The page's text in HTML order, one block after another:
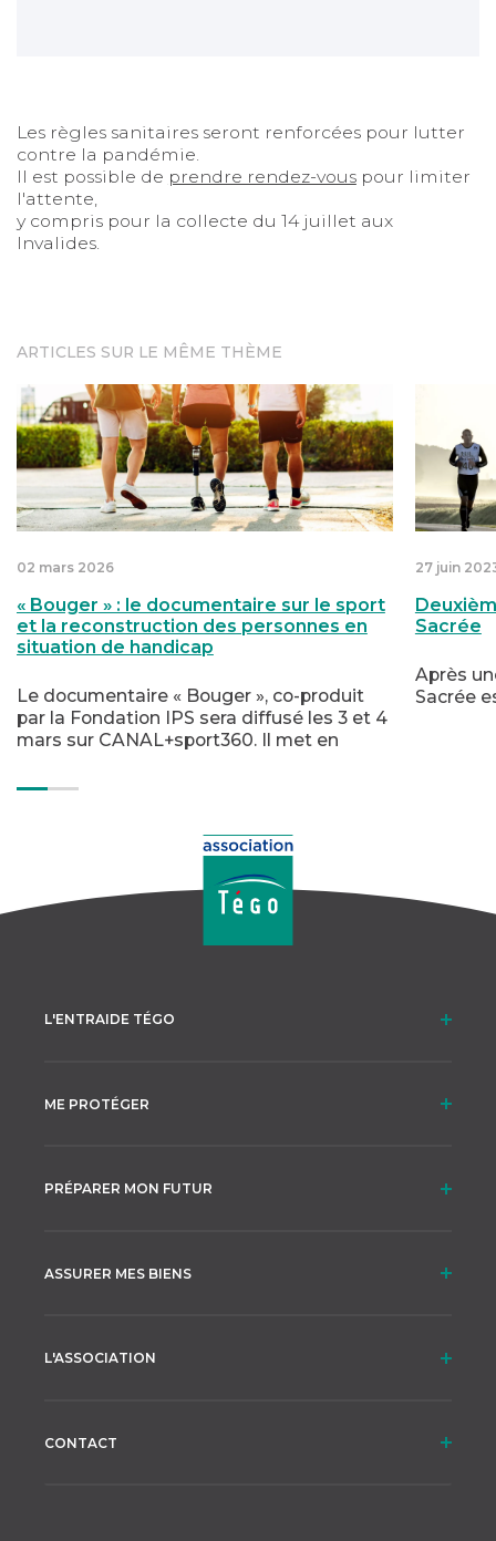
Les règles sanitaires seront renforcées pour lutter
contre la pandémie.
Il est possible de prendre rendez-vouspour limiter
l'attente,
y compris pour la collecte du 14 juillet aux
Invalides.
ARTICLES SUR LE MÊME THÈME
handicap
« Bouger » : le documentaire sur le sport et la
02 mars 2026
« Bouger » : le documentaire sur le sport
et la reconstruction des personnes en
situation de handicap
Le documentaire « Bouger », co-produit
par la Fondation IPS sera diffusé les 3 et 4
mars sur CANAL+sport360. Il met en
reconstruction des personnes en situation
27 juin
Sacrée
Après
Sacrée
L'ENTRAIDE TÉGO
ME PROTÉGER
PRÉPARER MON FUTUR
ASSURER MES BIENS
L'ASSOCIATION
CONTACT